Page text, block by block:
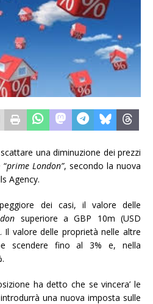
una diminuzione dei prezzi
prime London”, secondo la nuova
Agency.
dei casi, il valore delle
superiore a GBP 10m (USD
Il valore delle proprietà nelle altre
scendere fino al 3% e, nella
ha detto che se vincera’ le
una nuova imposta sulle